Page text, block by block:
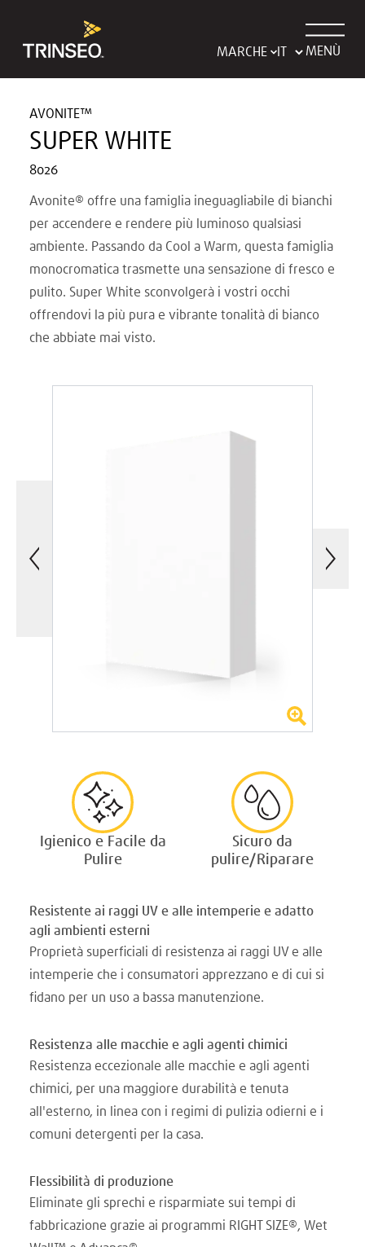
MARCHE MENÙ
AVONITE™
SUPER WHITE
8026
Avonite® offre una famiglia ineguagliabile di bianchi
per accendere e rendere più luminoso qualsiasi
ambiente. Passando da Cool a Warm, questa famiglia
monocromatica trasmette una sensazione di fresco e
pulito. Super White sconvolgerà i vostri occhi
offrendovi la più pura e vibrante tonalità di bianco
che abbiate mai visto.
Igienico e Facile da
Pulire
Sicuro da
pulire/Riparare
Resistente ai raggi UV e alle intemperie e adatto
agli ambienti esterni
Proprietà superficiali di resistenza ai raggi UV e alle
intemperie che i consumatori apprezzano e di cui si
fidano per un uso a bassa manutenzione.
Resistenza alle macchie e agli agenti chimici
Resistenza eccezionale alle macchie e agli agenti
chimici, per una maggiore durabilità e tenuta
all'esterno, in linea con i regimi di pulizia odierni e i
comuni detergenti per la casa.
Flessibilità di produzione
Eliminate gli sprechi e risparmiate sui tempi di
fabbricazione grazie ai programmi RIGHT SIZE®, Wet